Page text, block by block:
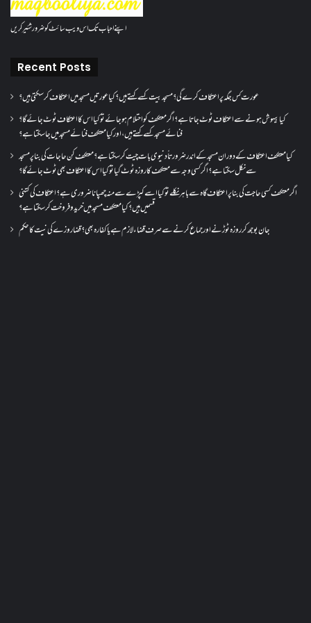
اپنے احباب تک اس ویب سائٹ کو ضرور شئیر کریں
Recent Posts
عورت کس جگہ پر اعتکاف کرے گی؟مسجد بیت کسے کہتے ہیں؟کیا عورتیں مسجد میں اعتکاف کر سکتی ہیں؟
کیا بیہوش ہونے سے اعتکاف ٹوٹ جاتا ہے؟ اگر معتکف کو احتلام ہو جائے تو کیا اس کا اعتکاف ٹوٹ جائے گا؟
فنائے مسجد کسے کہتے ہیں ، اور کیا معتکف فنائے مسجد میں جا سکتا ہے؟
کیا معتکف اعتکاف کے دوران مسجد کے اندر ضرورتاً دنیوی بات چیت کر سکتا ہے؟معتکف کن حاجات کی بنا پر مسجد
سے نکل سکتا ہے؟ اگر کسی وجہ سے معتکف کا روزہ ٹوٹ گیا تو کیا اس کا اعتکاف بھی ٹوٹ جائے گا؟
اگر معتکف کسی حاجت کی بنا پر اعتکاف گاہ سے باہر نکلے تو کیا اسے کپڑے سے منہ چھپانا ضروری ہے؟اعتکاف کی کتنی
قسمیں ہیں؟کیا معتکف مسجد میں خرید و فروخت کر سکتا ہے؟
جان بوجھ کر روزہ ٹوڑنے اور جماع کرنے سے صرف قضاء لازم ہے یا کفارہ بھی؟ قضا روزے کی نیت کا حکم